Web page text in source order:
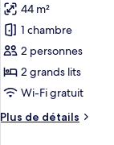
Splash
Bay
Ticket,
4Pax(Usage:
Check-
in
DayOnly)
PKG]
Forest
Tower
Lake
King
+
Bay
pour
ce
type
de
chambre :
Bay
44 m²
1 chambre
2 personnes
2 grands lits
Wi-Fi gratuit
Plus de détails
Plus